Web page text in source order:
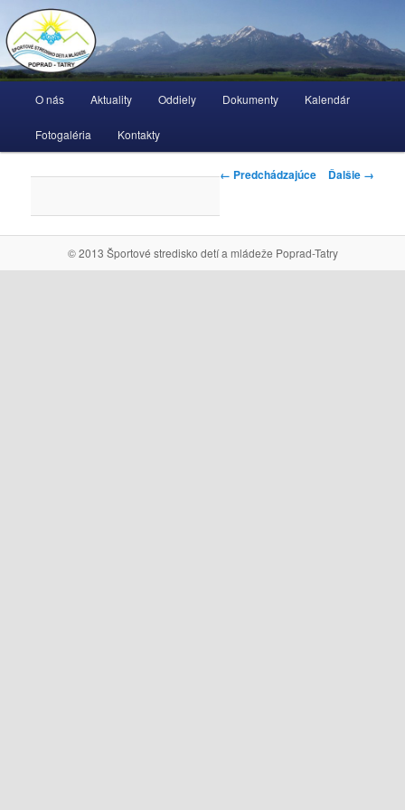
Preskočiť na primárny obsah
Preskočiť na sekundárny obsah
O nás Aktuality Oddiely Dokumenty Kalendár
Fotogaléria Kontakty
← Predchádzajúce Ďalšie →
© 2013 Športové stredisko detí a mládeže Poprad-Tatry